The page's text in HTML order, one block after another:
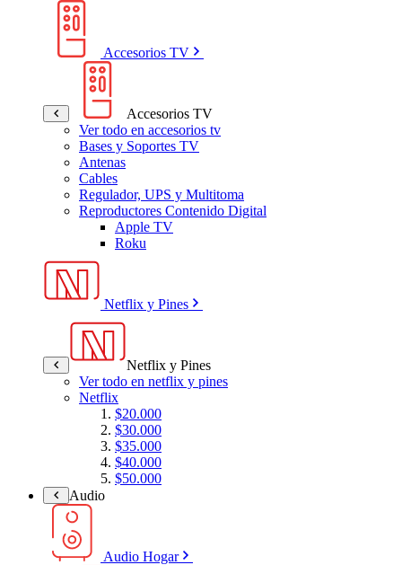
Accesorios TV
Accesorios TV
Ver todo en accesorios tv
Bases y Soportes TV
Antenas
Cables
Regulador, UPS y Multitoma
Reproductores Contenido Digital
Apple TV
Roku
Netflix y Pines
Netflix y Pines
Ver todo en netflix y pines
Netflix
$20.000
$30.000
$35.000
$40.000
$50.000
Audio
Audio Hogar